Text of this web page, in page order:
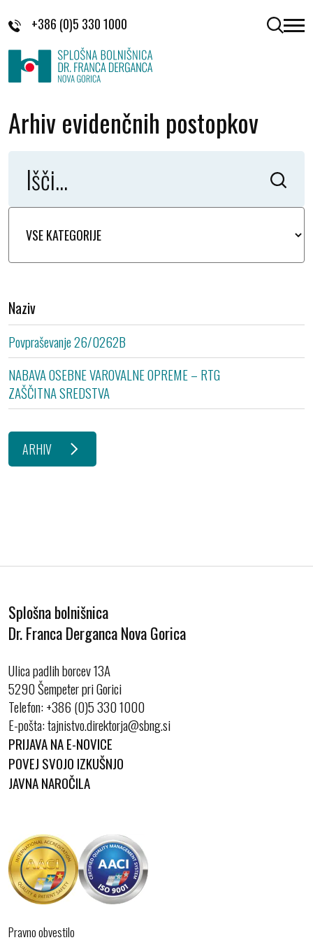
+386 (0)5 330 1000 odpri
Arhiv evidenčnih postopkov
Naziv
Povpraševanje 26/0262B
NABAVA OSEBNE VAROVALNE OPREME – RTG
ZAŠČITNA SREDSTVA
ARHIV
Splošna bolnišnica
Dr. Franca Derganca Nova Gorica
Ulica padlih borcev 13A
5290 Šempeter pri Gorici
Telefon:+386 (0)5 330 1000
E-pošta:
PRIJAVA NA E-NOVICE
POVEJ SVOJO IZKUŠNJO
JAVNA NAROČILA
Pravno obvestilo